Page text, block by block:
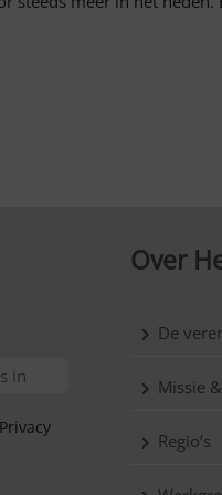
Over
De
Missie
Regio’s